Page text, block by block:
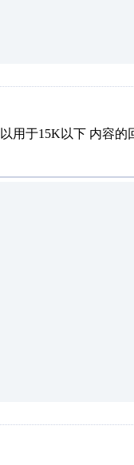
用于15K以下 内容的